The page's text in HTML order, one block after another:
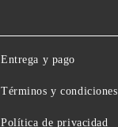
Entrega y pago
Términos y condiciones
Política de privacidad